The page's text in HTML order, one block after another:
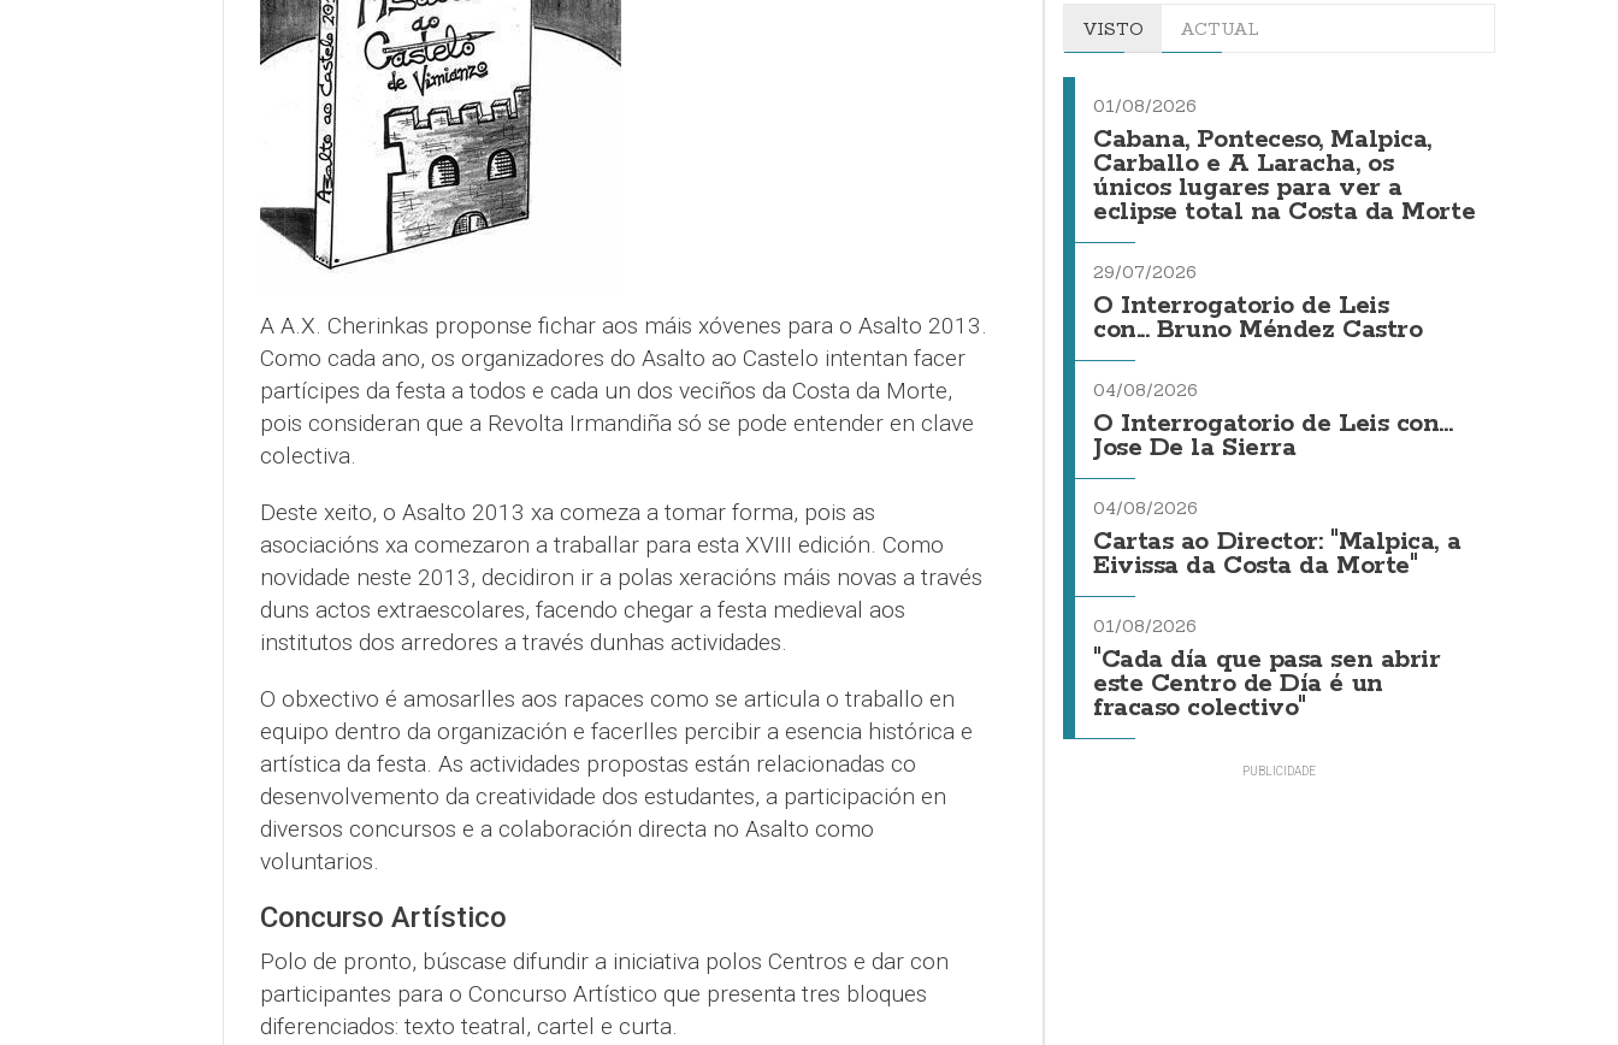
A A.X. Cherinkas proponse fichar aos máis xóvenes para o Asalto 2013.
Como cada ano, os organizadores do Asalto ao Castelo intentan facer
partícipes da festa a todos e cada un dos veciños da Costa da Morte,
pois consideran que a Revolta Irmandiña só se pode entender en clave
colectiva.
Deste xeito, o Asalto 2013 xa comeza a tomar forma, pois as
asociacións xa comezaron a traballar para esta XVIII edición. Como
novidade neste 2013, decidiron ir a polas xeracións máis novas a través
duns actos extraescolares, facendo chegar a festa medieval aos
institutos dos arredores a través dunhas actividades.
O obxectivo é amosarlles aos rapaces como se articula o traballo en
equipo dentro da organización e facerlles percibir a esencia histórica e
artística da festa. As actividades propostas están relacionadas co
desenvolvemento da creatividade dos estudantes, a participación en
diversos concursos e a colaboración directa no Asalto como
voluntarios.
Concurso Artístico
Polo de pronto, búscase difundir a iniciativa polos Centros e dar con
participantes para o Concurso Artístico que presenta tres bloques
diferenciados: texto teatral, cartel e curta.
VISTO ACTUAL
01/08/2026
Cabana, Ponteceso, Malpica,
Carballo e A Laracha, os
únicos lugares para ver a
eclipse total na Costa da Morte
29/07/2026
O Interrogatorio de Leis
con... Bruno Méndez Castro
04/08/2026
O Interrogatorio de Leis con...
Jose De la Sierra
04/08/2026
Cartas ao Director: "Malpica, a
Eivissa da Costa da Morte"
01/08/2026
"Cada día que pasa sen abrir
este Centro de Día é un
fracaso colectivo"